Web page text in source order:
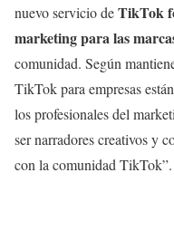
nuevo servicio deTikTok
marketing para las
comunidad. Según
TikTok para empresas
los profesionales del
ser narradores creativos y
con la comunidad TikTok”.